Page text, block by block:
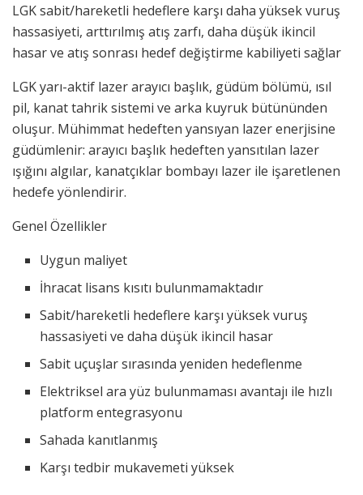
LGK sabit/hareketli hedeflere karşı daha yüksek vuruş
hassasiyeti, arttırılmış atış zarfı, daha düşük ikincil
hasar ve atış sonrası hedef değiştirme kabiliyeti sağlar
LGK yarı-aktif lazer arayıcı başlık, güdüm bölümü, ısıl
pil, kanat tahrik sistemi ve arka kuyruk bütününden
oluşur. Mühimmat hedeften yansıyan lazer enerjisine
güdümlenir: arayıcı başlık hedeften yansıtılan lazer
ışığını algılar, kanatçıklar bombayı lazer ile işaretlenen
hedefe yönlendirir.
Genel Özellikler
Uygun maliyet
İhracat lisans kısıtı bulunmamaktadır
Sabit/hareketli hedeflere karşı yüksek vuruş
hassasiyeti ve daha düşük ikincil hasar
Sabit uçuşlar sırasında yeniden hedeflenme
Elektriksel ara yüz bulunmaması avantajı ile hızlı
platform entegrasyonu
Sahada kanıtlanmış
Karşı tedbir mukavemeti yüksek